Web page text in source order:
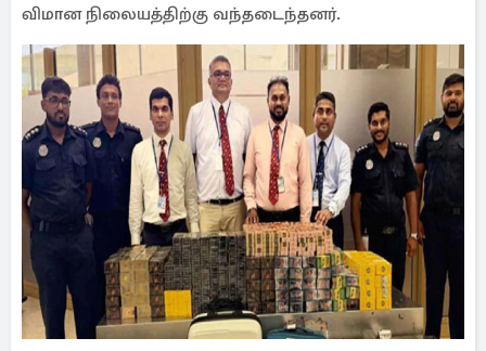
விமான நிலையத்திற்கு வந்தடைந்தனர்.